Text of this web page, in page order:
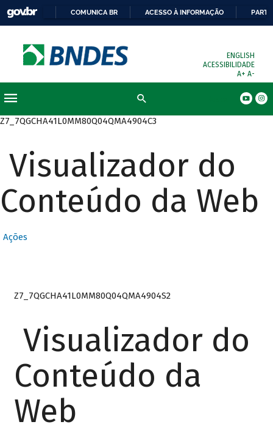
COMUNICA BR ACESSO À INFORMAÇÃO
ENGLISH
ACESSIBILIDADE
A+ A-
Z7_7QGCHA41L0MM80Q04QMA4904C3
Visualizador do
Conteúdo da Web
Ações
Z7_7QGCHA41L0MM80Q04QMA4904S2
Visualizador do
Conteúdo da
Web